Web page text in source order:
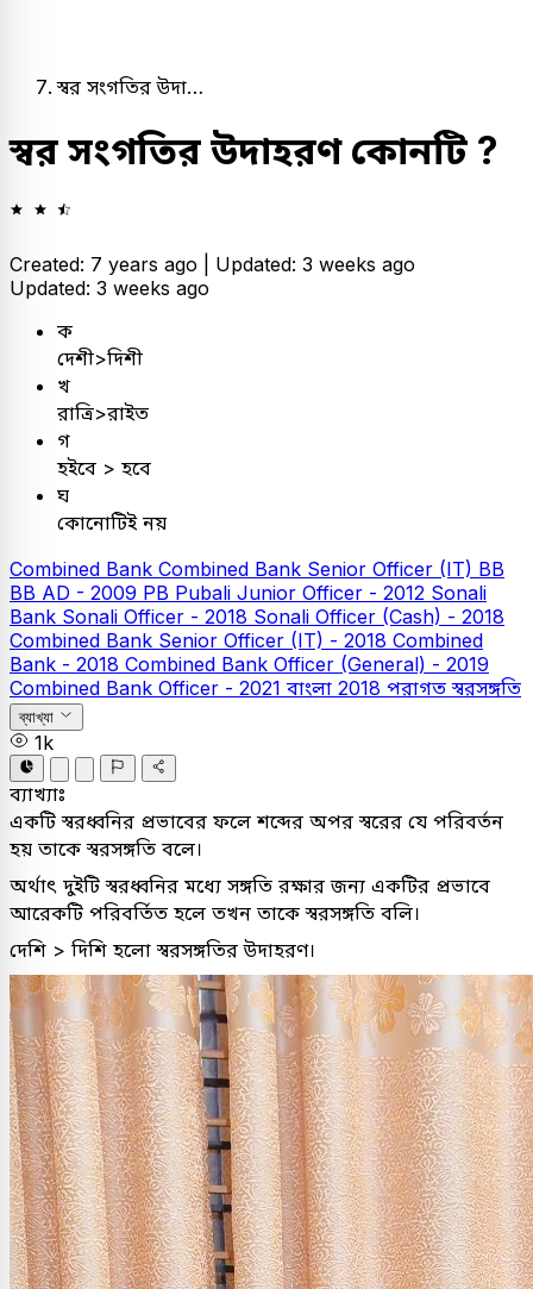
স্বর সংগতির উদা…
স্বর সংগতির উদাহরণ কোনটি ?
Created: 7 years ago | Updated: 3 weeks ago
Updated: 3 weeks ago
ক
দেশী>দিশী
খ
রাত্রি>রাইত
গ
হইবে > হবে
ঘ
কোনোটিই নয়
Combined Bank Combined Bank Senior Officer (IT) BB
BB AD - 2009 PB Pubali Junior Officer - 2012 Sonali
Bank Sonali Officer - 2018 Sonali Officer (Cash) - 2018
Combined Bank Senior Officer (IT) - 2018 Combined
Bank - 2018 Combined Bank Officer (General) - 2019
Combined Bank Officer - 2021 বাংলা 2018 পরাগত স্বরসঙ্গতি
ব্যাখ্যা
1k
ব্যাখ্যাঃ
একটি স্বরধ্বনির প্রভাবের ফলে শব্দের অপর স্বরের যে পরিবর্তন
হয় তাকে স্বরসঙ্গতি বলে।
অর্থাৎ দুইটি স্বরধ্বনির মধ্যে সঙ্গতি রক্ষার জন্য একটির প্রভাবে
আরেকটি পরিবর্তিত হলে তখন তাকে স্বরসঙ্গতি বলি।
দেশি > দিশি হলো স্বরসঙ্গতির উদাহরণ।